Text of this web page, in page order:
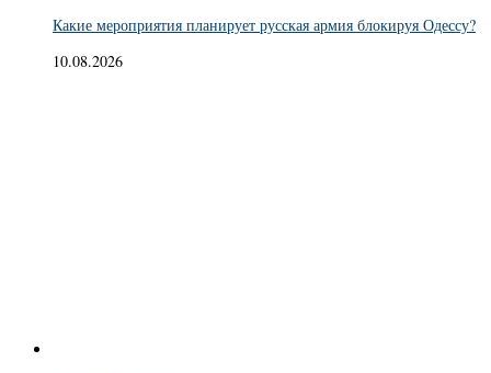
Какие мероприятия планирует русская армия блокируя Одессу?
10.08.2026